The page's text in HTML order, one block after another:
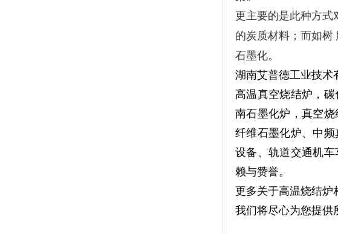
更主要的是此种方式
的炭质材料；而如树
石墨化。
湖南艾普德工业技术
高温真空烧结炉，
南石墨化炉，真空
纤维石墨化炉、中
设备、轨道交通机
赖与赞誉。
更多关于高温烧结炉
我们将尽心为您提供